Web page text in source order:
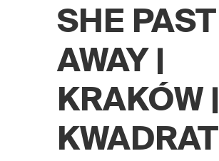
SHE PAST
AWAY |
KRAKÓW |
KWADRAT